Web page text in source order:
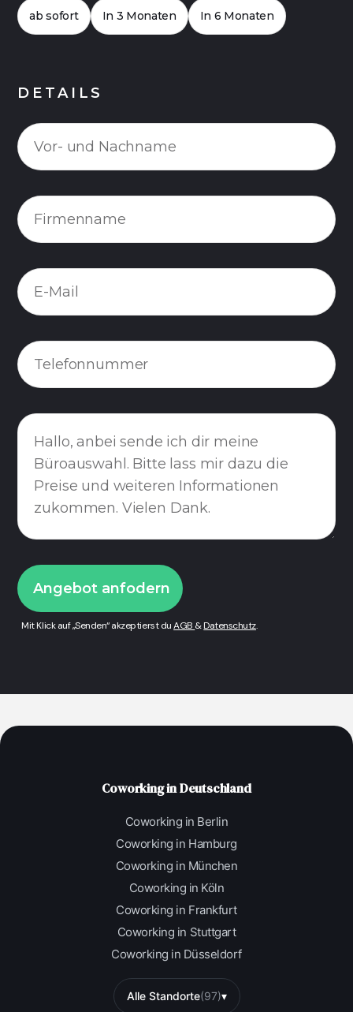
ab sofort In 3 Monaten In 6 Monaten
DETAILS
Mit Klick auf „Senden“ akzeptierst duAGB &Datenschutz.
Coworking in Deutschland
Coworking in Berlin
Coworking in Hamburg
Coworking in München
Coworking in Köln
Coworking in Frankfurt
Coworking in Stuttgart
Coworking in Düsseldorf
Alle Standorte(97)▾